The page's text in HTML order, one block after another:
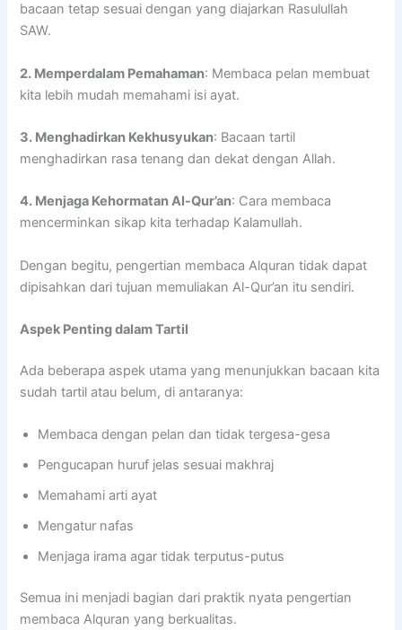
bacaan tetap sesuai dengan yang diajarkan Rasulullah
SAW.
2. Memperdalam Pemahaman: Membaca pelan membuat
kita lebih mudah memahami isi ayat.
3. Menghadirkan Kekhusyukan: Bacaan tartil
menghadirkan rasa tenang dan dekat dengan Allah.
4. Menjaga Kehormatan Al-Qur’an: Cara membaca
mencerminkan sikap kita terhadap Kalamullah.
Dengan begitu, pengertian membaca Alquran tidak dapat
dipisahkan dari tujuan memuliakan Al-Qur’an itu sendiri.
Aspek Penting dalam Tartil
Ada beberapa aspek utama yang menunjukkan bacaan kita
sudah tartil atau belum, di antaranya:
Membaca dengan pelan dan tidak tergesa-gesa
Pengucapan huruf jelas sesuai makhraj
Memahami arti ayat
Mengatur nafas
Menjaga irama agar tidak terputus-putus
Semua ini menjadi bagian dari praktik nyata pengertian
membaca Alquran yang berkualitas.